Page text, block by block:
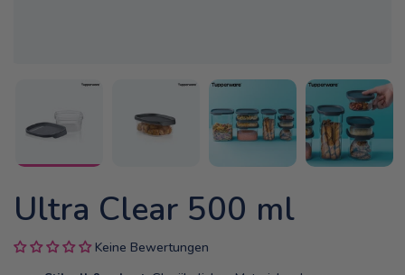
Ultra Clear 500 ml
Keine Bewertungen